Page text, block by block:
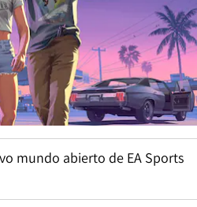
mundo abierto de EA Sports